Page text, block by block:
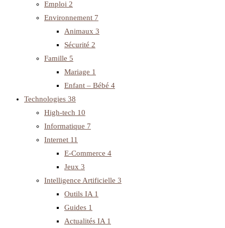
Emploi 2
Environnement 7
Animaux 3
Sécurité 2
Famille 5
Mariage 1
Enfant – Bébé 4
Technologies 38
High-tech 10
Informatique 7
Internet 11
E-Commerce 4
Jeux 3
Intelligence Artificielle 3
Outils IA 1
Guides 1
Actualités IA 1